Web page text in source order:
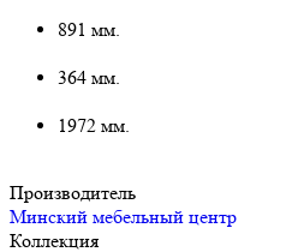
891 мм.
364 мм.
1972 мм.
Производитель
Минский мебельный центр
Коллекция